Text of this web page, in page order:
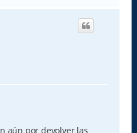
r
aún por devolver las